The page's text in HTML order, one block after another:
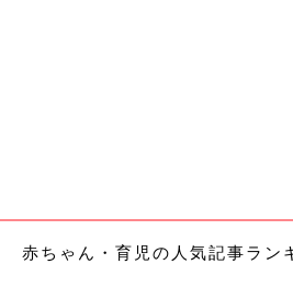
赤ちゃん・育児の人気記事ラン